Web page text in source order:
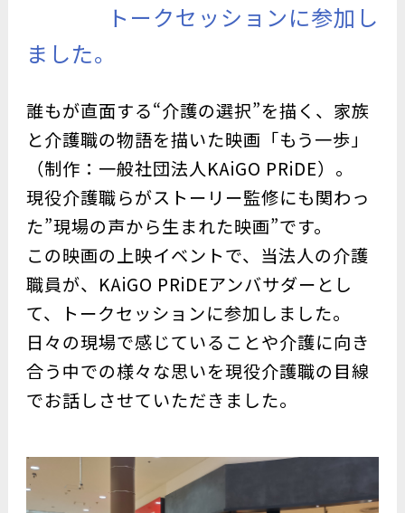
トークセッションに参加し
ました。
誰もが直面する“介護の選択”を描く、家族
と介護職の物語を描いた映画「もう一歩」
（制作：一般社団法人KAiGO PRiDE）。
現役介護職らがストーリー監修にも関わっ
た”現場の声から生まれた映画”です。
この映画の上映イベントで、当法人の介護
職員が、KAiGO PRiDEアンバサダーとし
て、トークセッションに参加しました。
日々の現場で感じていることや介護に向き
合う中での様々な思いを現役介護職の目線
でお話しさせていただきました。